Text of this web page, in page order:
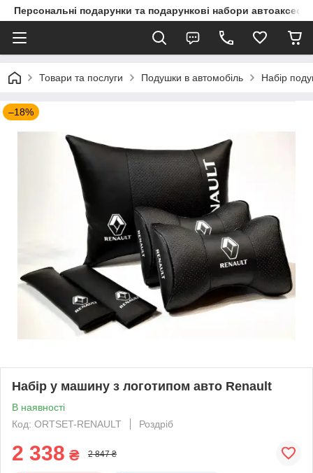
Персональні подарунки та подарункові набори
Товари та послуги Подушки в автомобіль Набір
–18%
Набір у машину з логотипом авто Renault
В наявності
Код: ORTSET-RENAULT
Роздріб
2 338 ₴ 2 847 ₴